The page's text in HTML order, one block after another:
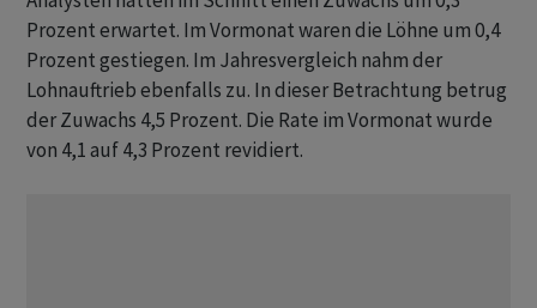
Prozent erwartet. Im Vormonat waren die Löhne um 0,4
Prozent gestiegen. Im Jahresvergleich nahm der
Lohnauftrieb ebenfalls zu. In dieser Betrachtung betrug
der Zuwachs 4,5 Prozent. Die Rate im Vormonat wurde
von 4,1 auf 4,3 Prozent revidiert.